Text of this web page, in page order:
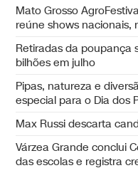
Mato Grosso
reúne shows nacionais,
Retiradas da poupança
bilhões em julho
Pipas, natureza e
especial para o Dia dos
Max Russi descarta
Várzea Grande conclui
das escolas e registra